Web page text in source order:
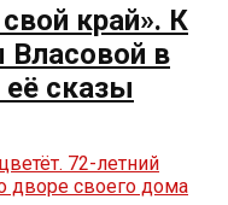
край». К
в
её сказы